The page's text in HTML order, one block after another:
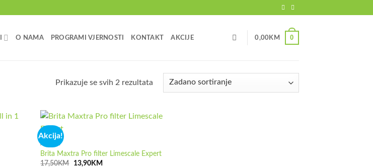
O NAMA PROGRAMI VJERNOSTI KONTAKT AKCIJE 0,00KM 0
Prikazuje se svih 2 rezultata
Akcija!
AKCIJA
Brita Maxtra Pro filter Limescale Expert
17,50KM
Izvorna
13,90KM